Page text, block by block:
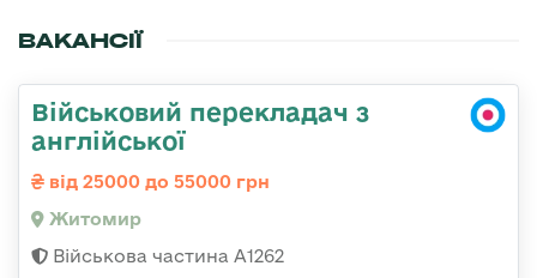
ВАКАНСІЇ
Військовий перекладач з
англійської
від 25000 до 55000 грн
Житомир
Військова частина А1262